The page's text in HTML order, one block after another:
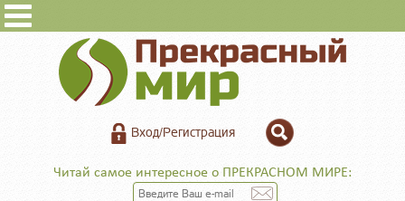
Вход/Регистрация
Читай самое интересное о ПРЕКРАСНОМ МИРЕ: